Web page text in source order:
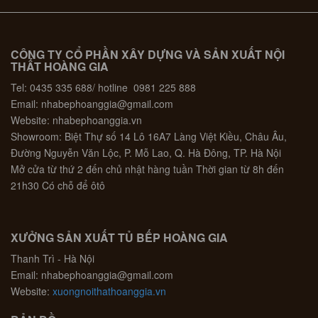
CÔNG TY CỔ PHẦN XÂY DỰNG VÀ SẢN XUẤT NỘI
THẤT HOÀNG GIA
Tel: 0435 335 688/ hotline 0981 225 888
Email: nhabephoanggia@gmail.com
Website: nhabephoanggia.vn
Showroom: Biệt Thự số 14 Lô 16A7 Làng Việt Kiều, Châu Âu,
Đường Nguyễn Văn Lộc, P. Mỗ Lao, Q. Hà Đông, TP. Hà Nội
Mở cửa từ thứ 2 đến chủ nhật hàng tuần Thời gian từ 8h đến
21h30 Có chỗ để ôtô
XƯỞNG SẢN XUẤT TỦ BẾP HOÀNG GIA
Thanh Trì - Hà Nội
Email: nhabephoanggia@gmail.com
Website: xuongnoithathoanggia.vn